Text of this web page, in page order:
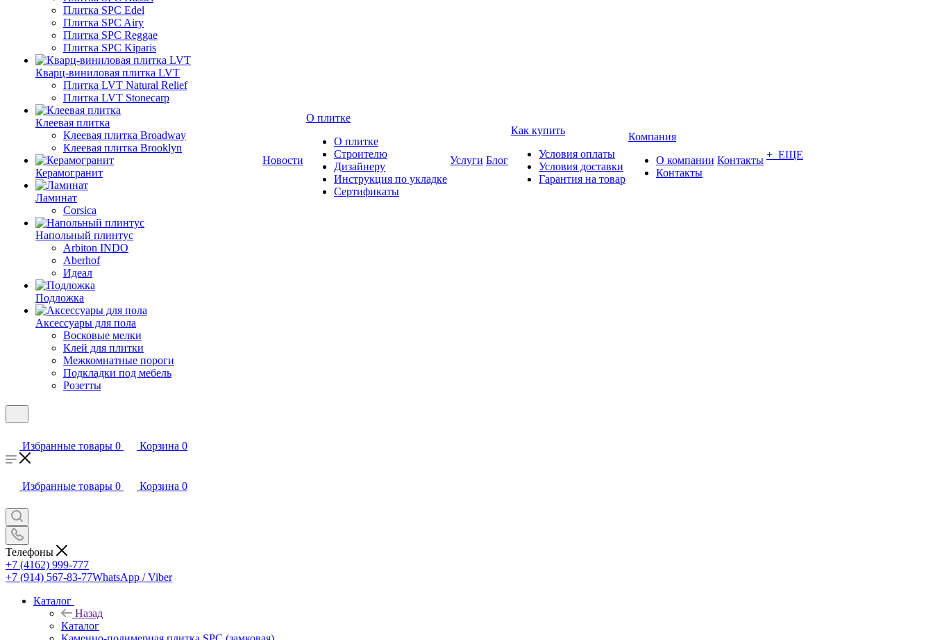
Плитка SPC Edel
Плитка SPC Airy
Плитка SPC Reggae
Плитка SPC Kiparis
Кварц-виниловая плитка LVT
Плитка LVT Natural Relief
Плитка LVT Stonecarp
Клеевая плитка
Клеевая плитка Broadway
Клеевая плитка Brooklyn
Керамогранит
Ламинат
Corsica
Напольный плинтус
Arbiton INDO
Aberhof
Идеал
Подложка
Аксессуары для пола
Восковые мелки
Клей для плитки
Межкомнатные пороги
Подкладки под мебель
Розетты
Новости
О плитке
О плитке
Строителю
Дизайнеру
Инструкция по укладке
Сертификаты
Услуги Блог
Как купить
Условия оплаты
Условия доставки
Гарантия на товар
Компания
О компании
Контакты
Контакты + ЕЩЕ
Избранные товары 0 Корзина 0
Избранные товары 0 Корзина 0
Телефоны
+7 (4162) 999-777
+7 (914) 567-83-77WhatsApp / Viber
Каталог
Назад
Каталог